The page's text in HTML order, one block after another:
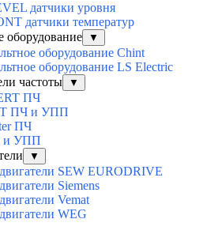
датчики уровня
датчики температур
оборудование
▼
оборудование Chint
оборудование LS Electric
частоты
▼
ПЧ
ПЧ и УПП
ПЧ
и УПП
▼
SEW EURODRIVE
Siemens
Vemat
WEG